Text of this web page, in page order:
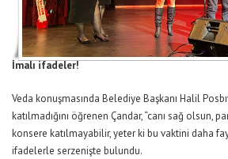
İmalı ifadeler!
Veda konuşmasında Belediye Başkanı Halil
katılmadığını öğrenen Çandar, “canı sağ olsun,
konsere katılmayabilir, yeter ki bu vaktini daha
ifadelerle serzenişte bulundu.